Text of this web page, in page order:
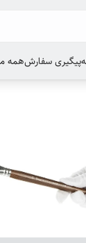
پیگیری سفارشهمه